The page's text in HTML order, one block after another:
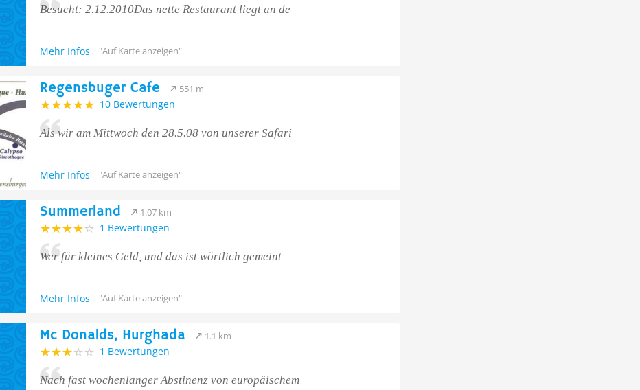
Besucht: 2.12.2010Das nette Restaurant liegt an de
Mehr Infos "Auf Karte anzeigen"
Regensbuger Cafe 551 m
10 Bewertungen
Als wir am Mittwoch den 28.5.08 von unserer Safari
Mehr Infos "Auf Karte anzeigen"
Summerland 1.07 km
1 Bewertungen
Wer für kleines Geld, und das ist wörtlich gemeint
Mehr Infos "Auf Karte anzeigen"
Mc Donalds, Hurghada 1.1 km
1 Bewertungen
Nach fast wochenlanger Abstinenz von europäischem